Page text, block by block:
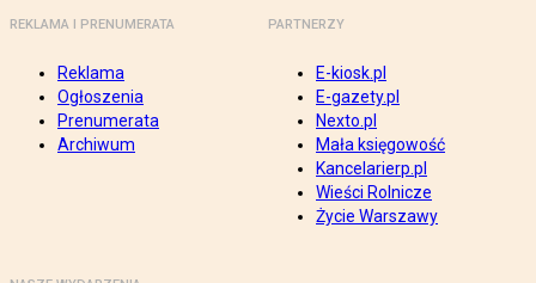
REKLAMA I PRENUMERATA
Reklama
Ogłoszenia
Prenumerata
Archiwum
PARTNERZY
E-kiosk.pl
E-gazety.pl
Nexto.pl
Mała księgowość
Kancelarierp.pl
Wieści Rolnicze
Życie Warszawy